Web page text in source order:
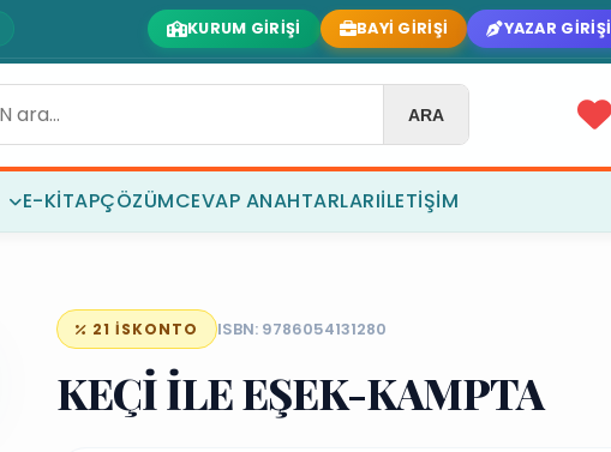
KURUM GIRIŞI BAYI GIRIŞI YAZAR GIRIŞI
ARA
E-KITAPÇÖZÜMCEVAP ANAHTARLARIİLETIŞIM
21 İSKONTO ISBN: 9786054131280
KEÇİ İLE EŞEK-KAMPTA